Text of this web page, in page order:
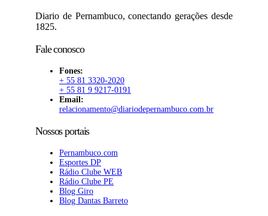
Diario de Pernambuco, conectando gerações desde
1825.
Fale conosco
Fones:
+ 55 81 3320-2020
+ 55 81 9 9217-0191
Email:
relacionamento@diariodepernambuco.com.br
Nossos portais
Pernambuco.com
Esportes DP
Rádio Clube WEB
Rádio Clube PE
Blog Giro
Blog Dantas Barreto